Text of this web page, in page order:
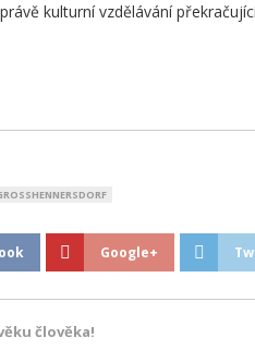
kulturní vzdělávání
Google+
člověka!